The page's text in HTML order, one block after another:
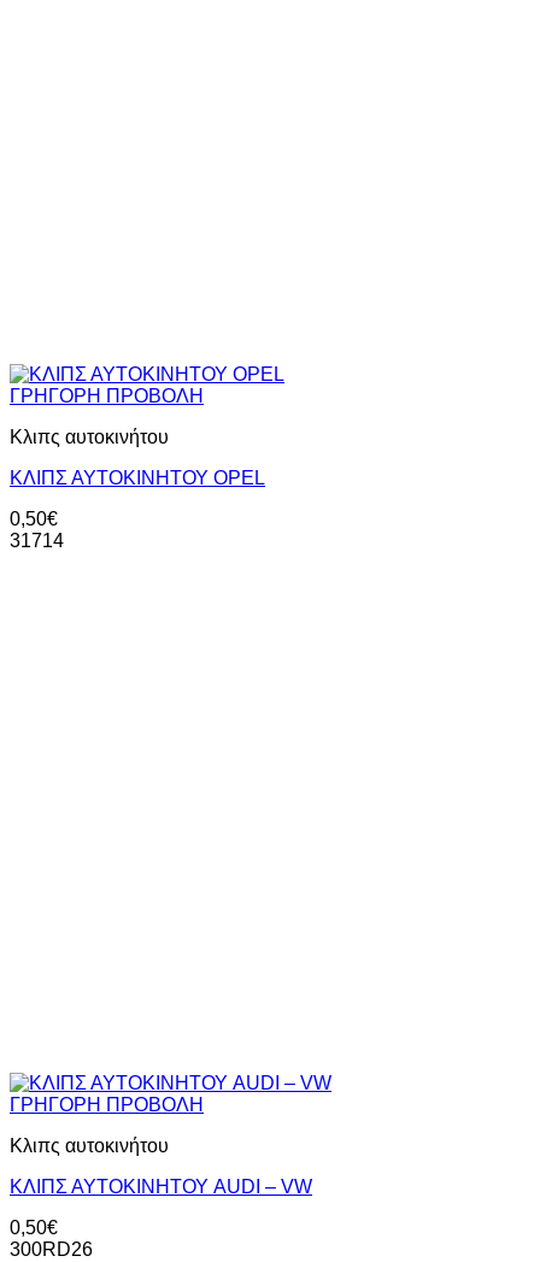
ΓΡΗΓΟΡΗ ΠΡΟΒΟΛΗ
Κλιπς αυτοκινήτου
ΚΛΙΠΣ ΑΥΤΟΚΙΝΗΤΟΥ OPEL
0,50€
31714
ΓΡΗΓΟΡΗ ΠΡΟΒΟΛΗ
Κλιπς αυτοκινήτου
ΚΛΙΠΣ ΑΥΤΟΚΙΝΗΤΟΥ AUDI – VW
0,50€
300RD26